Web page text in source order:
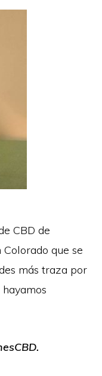
CBD de
que se
más traza por